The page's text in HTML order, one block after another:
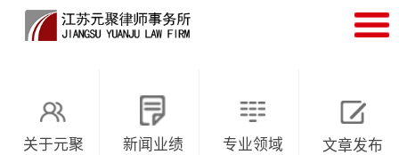
关于元聚 新闻业绩 专业领域 文章发布